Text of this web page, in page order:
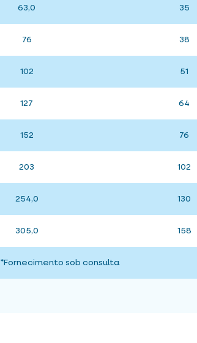
63,0 35
76 38
102 51
127 64
152 76
203 102
254,0 130
305,0 158
*Fornecimento sob consulta